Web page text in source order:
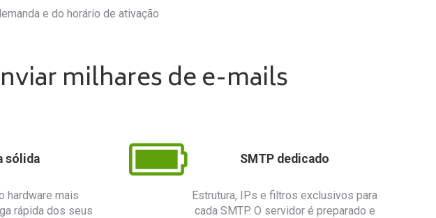
e do horário de ativação
milhares de e-mails
sólida
hardware mais
rápida dos seus
SMTP dedicado
Estrutura, IPs e filtros exclusivos para
cada SMTP. O servidor é preparado e